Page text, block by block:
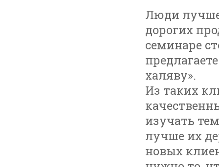
Люди лучше
дорогих
семинаре
халяву».
Из таких
изучать
лучше их
новых